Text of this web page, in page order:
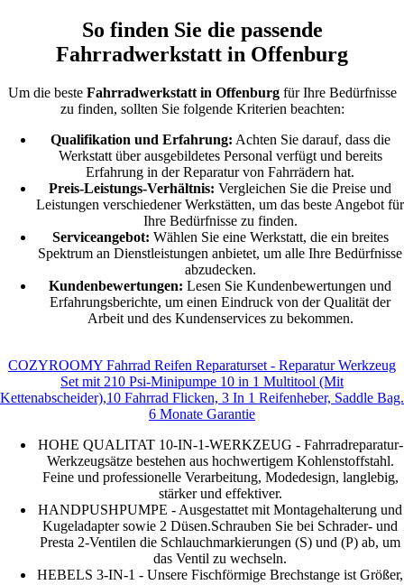
So finden Sie die passende
Fahrradwerkstatt in Offenburg
Um die beste Fahrradwerkstatt in Offenburgfür Ihre Bedürfnisse
zu finden, sollten Sie folgende Kriterien beachten:
Qualifikation und Erfahrung: Achten Sie darauf, dass die
Werkstatt über ausgebildetes Personal verfügt und bereits
Erfahrung in der Reparatur von Fahrrädern hat.
Preis-Leistungs-Verhältnis: Vergleichen Sie die Preise und
Leistungen verschiedener Werkstätten, um das beste Angebot für
Ihre Bedürfnisse zu finden.
Serviceangebot: Wählen Sie eine Werkstatt, die ein breites
Spektrum an Dienstleistungen anbietet, um alle Ihre Bedürfnisse
abzudecken.
Kundenbewertungen: Lesen Sie Kundenbewertungen und
Erfahrungsberichte, um einen Eindruck von der Qualität der
Arbeit und des Kundenservices zu bekommen.
COZYROOMY Fahrrad Reifen Reparaturset - Reparatur Werkzeug
Set mit 210 Psi-Minipumpe 10 in 1 Multitool (Mit
Kettenabscheider),10 Fahrrad Flicken, 3 In 1 Reifenheber, Saddle Bag.
6 Monate Garantie
HOHE QUALITAT 10-IN-1-WERKZEUG - Fahrradreparatur-
Werkzeugsätze bestehen aus hochwertigem Kohlenstoffstahl.
Feine und professionelle Verarbeitung, Modedesign, langlebig,
stärker und effektiver.
HANDPUSHPUMPE - Ausgestattet mit Montagehalterung und
Kugeladapter sowie 2 Düsen.Schrauben Sie bei Schrader- und
Presta 2-Ventilen die Schlauchmarkierungen (S) und (P) ab, um
das Ventil zu wechseln.
HEBELS 3-IN-1 - Unsere Fischförmige Brechstange ist Größer,